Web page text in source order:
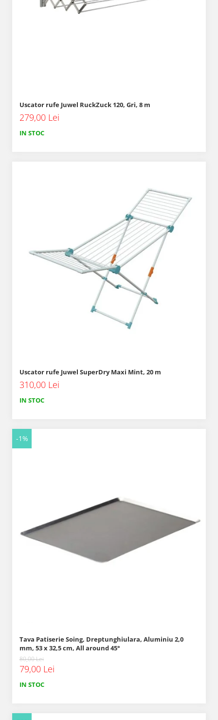
Uscator rufe Juwel RuckZuck 120, Gri, 8 m
279,00 Lei
IN STOC
Uscator rufe Juwel SuperDry Maxi Mint, 20 m
310,00 Lei
IN STOC
-1%
Tava Patiserie Soing, Dreptunghiulara, Aluminiu 2,0
mm, 53 x 32,5 cm, All around 45°
80,00 Lei
79,00 Lei
IN STOC